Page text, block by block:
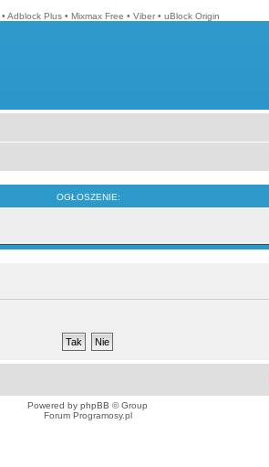
• Adblock Plus • Mixmax Free • Viber • uBlock Origin
OGŁOSZENIE:
Powered by phpBB © Group
Forum Programosy.pl